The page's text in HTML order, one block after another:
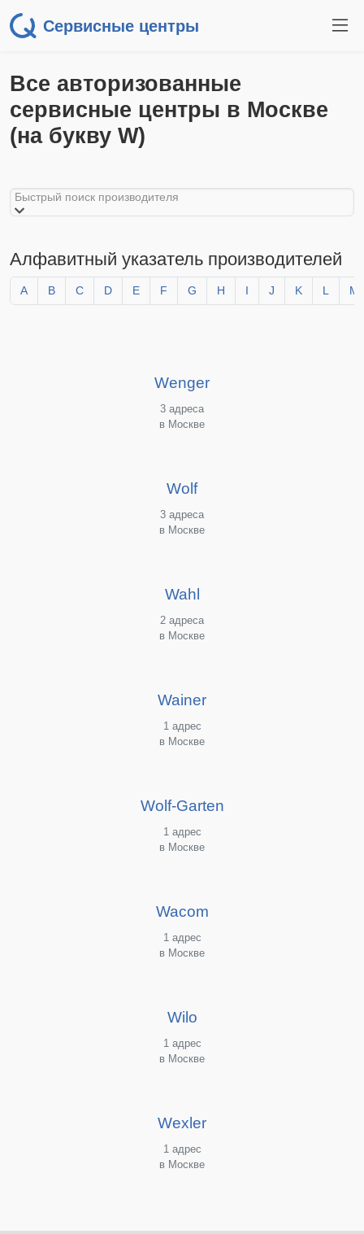
Сервисные центры
Все авторизованные
сервисные центры в Москве
(на букву W)
Быстрый поиск производителя
Алфавитный указатель производителей
A B C D E F G H I J K L M
Wenger
3 адреса
в Москве
Wolf
3 адреса
в Москве
Wahl
2 адреса
в Москве
Wainer
1 адрес
в Москве
Wolf-Garten
1 адрес
в Москве
Wacom
1 адрес
в Москве
Wilo
1 адрес
в Москве
Wexler
1 адрес
в Москве